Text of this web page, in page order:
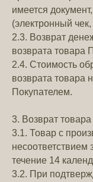
имеется
(электронный
2.3. Возврат
возврата товара
2.4. Стоимость
возврата товара
Покупателем.
3. Возврат
3.1. Товар с
несоответствием
течение 14
3.2. При